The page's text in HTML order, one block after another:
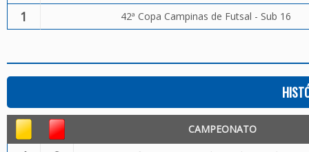
1 42ª Copa Campinas de Futsal - Sub 16
CAMPEONATO